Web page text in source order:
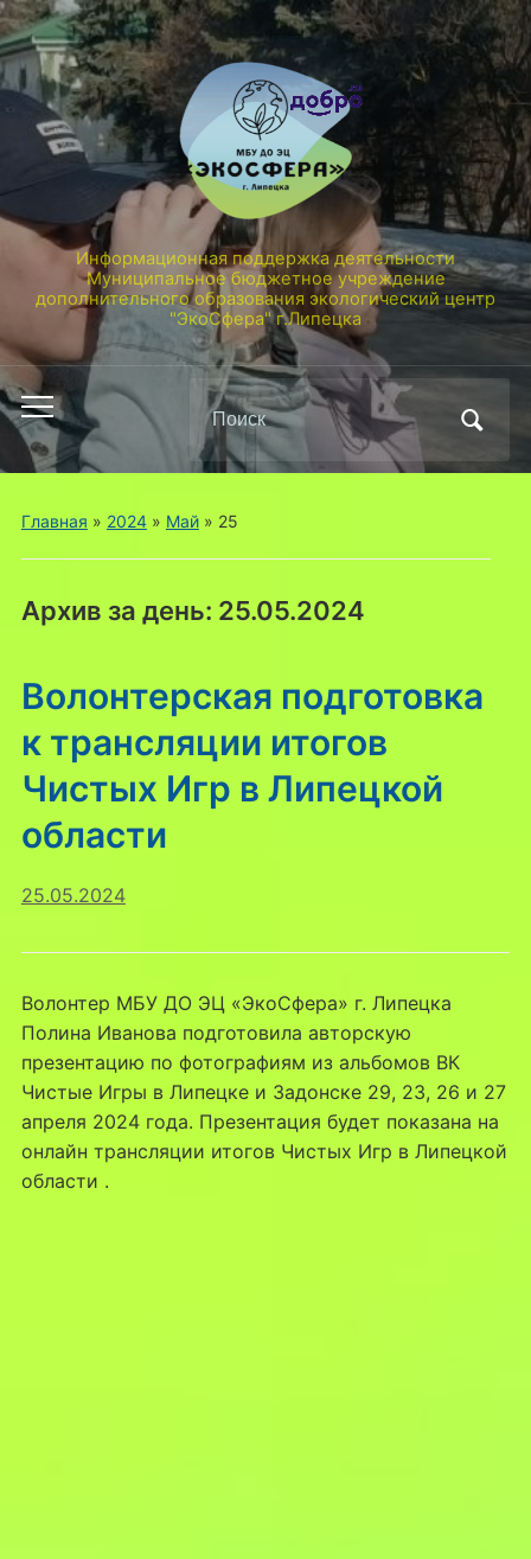
Информационная поддержка деятельности
Муниципальное бюджетное учреждение
дополнительного образования экологический центр
"ЭкоСфера" г.Липецка
Переключить
мобильное
меню
Поиск
по:
Главная » 2024» Май» 25
Архив за день: 25.05.2024
Волонтерская подготовка
к трансляции итогов
Чистых Игр в Липецкой
области
25.05.2024
Волонтер МБУ ДО ЭЦ «ЭкоСфера» г. Липецка
Полина Иванова подготовила авторскую
презентацию по фотографиям из альбомов ВК
Чистые Игры в Липецке и Задонске 29, 23, 26 и 27
апреля 2024 года. Презентация будет показана на
онлайн трансляции итогов Чистых Игр в Липецкой
области .